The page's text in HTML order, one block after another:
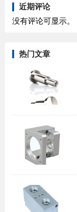
近期评论
没有评论可显示。
热门文章